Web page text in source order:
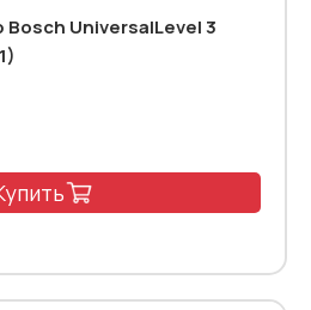
Bosch UniversalLevel 3